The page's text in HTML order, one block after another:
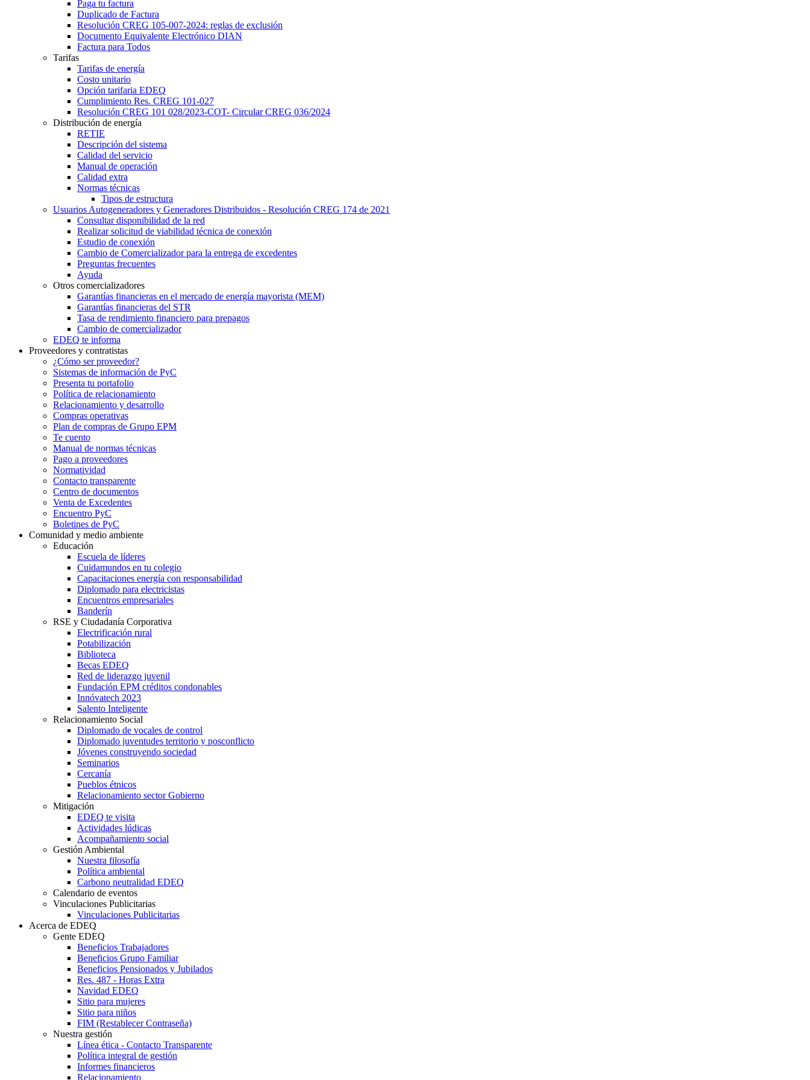
Paga tu factura
Duplicado de Factura
Resolución CREG 105-007-2024: reglas de exclusión
Documento Equivalente Electrónico DIAN
Factura para Todos
Tarifas
Tarifas de energía
Costo unitario
Opción tarifaria EDEQ
Cumplimiento Res. CREG 101-027
Resolución CREG 101 028/2023-COT- Circular CREG 036/2024
Distribución de energía
RETIE
Descripción del sistema
Calidad del servicio
Manual de operación
Calidad extra
Normas técnicas
Tipos de estructura
Usuarios Autogeneradores y Generadores Distribuidos - Resolución CREG 174 de 2021
Consultar disponibilidad de la red
Realizar solicitud de viabilidad técnica de conexión
Estudio de conexión
Cambio de Comercializador para la entrega de excedentes
Preguntas frecuentes
Ayuda
Otros comercializadores
Garantías financieras en el mercado de energía mayorista (MEM)
Garantías financieras del STR
Tasa de rendimiento financiero para prepagos
Cambio de comercializador
EDEQ te informa
Proveedores y contratistas
¿Cómo ser proveedor?
Sistemas de información de PyC
Presenta tu portafolio
Política de relacionamiento
Relacionamiento y desarrollo
Compras operativas
Plan de compras de Grupo EPM
Te cuento
Manual de normas técnicas
Pago a proveedores
Normatividad
Contacto transparente
Centro de documentos
Venta de Excedentes
Encuentro PyC
Boletines de PyC
Comunidad y medio ambiente
Educación
Escuela de líderes
Cuidamundos en tu colegio
Capacitaciones energía con responsabilidad
Diplomado para electricistas
Encuentros empresariales
Banderín
RSE y Ciudadanía Corporativa
Electrificación rural
Potabilización
Biblioteca
Becas EDEQ
Red de liderazgo juvenil
Fundación EPM créditos condonables
Innóvatech 2023
Salento Inteligente
Relacionamiento Social
Diplomado de vocales de control
Diplomado juventudes territorio y posconflicto
Jóvenes construyendo sociedad
Seminarios
Cercanía
Pueblos étnicos
Relacionamiento sector Gobierno
Mitigación
EDEQ te visita
Actividades lúdicas
Acompañamiento social
Gestión Ambiental
Nuestra filosofía
Política ambiental
Carbono neutralidad EDEQ
Calendario de eventos
Vinculaciones Publicitarias
Vinculaciones Publicitarias
Acerca de EDEQ
Gente EDEQ
Beneficios Trabajadores
Beneficios Grupo Familiar
Beneficios Pensionados y Jubilados
Res. 487 - Horas Extra
Navidad EDEQ
Sitio para mujeres
Sitio para niños
FIM (Restablecer Contraseña)
Nuestra gestión
Línea ética - Contacto Transparente
Política integral de gestión
Informes financieros
Relacionamiento